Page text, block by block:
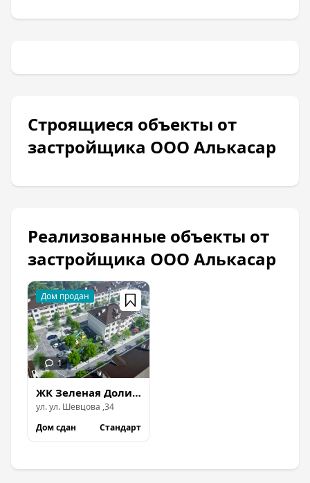
Строящиеся объекты от
застройщика ООО Алькасар
Реализованные объекты от
застройщика ООО Алькасар
ЖК Зеленая Долина вторая очередь
ул.ул. Шевцова ,34
Дом сдан
Стандарт